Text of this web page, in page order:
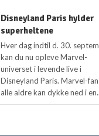
Disneyland Paris hylder
superheltene
Hver dag indtil d. 30.
kan du nu opleve Marvel-
universet i levende live i
Disneyland Paris. Marvel-
alle aldre kan dykke ned i